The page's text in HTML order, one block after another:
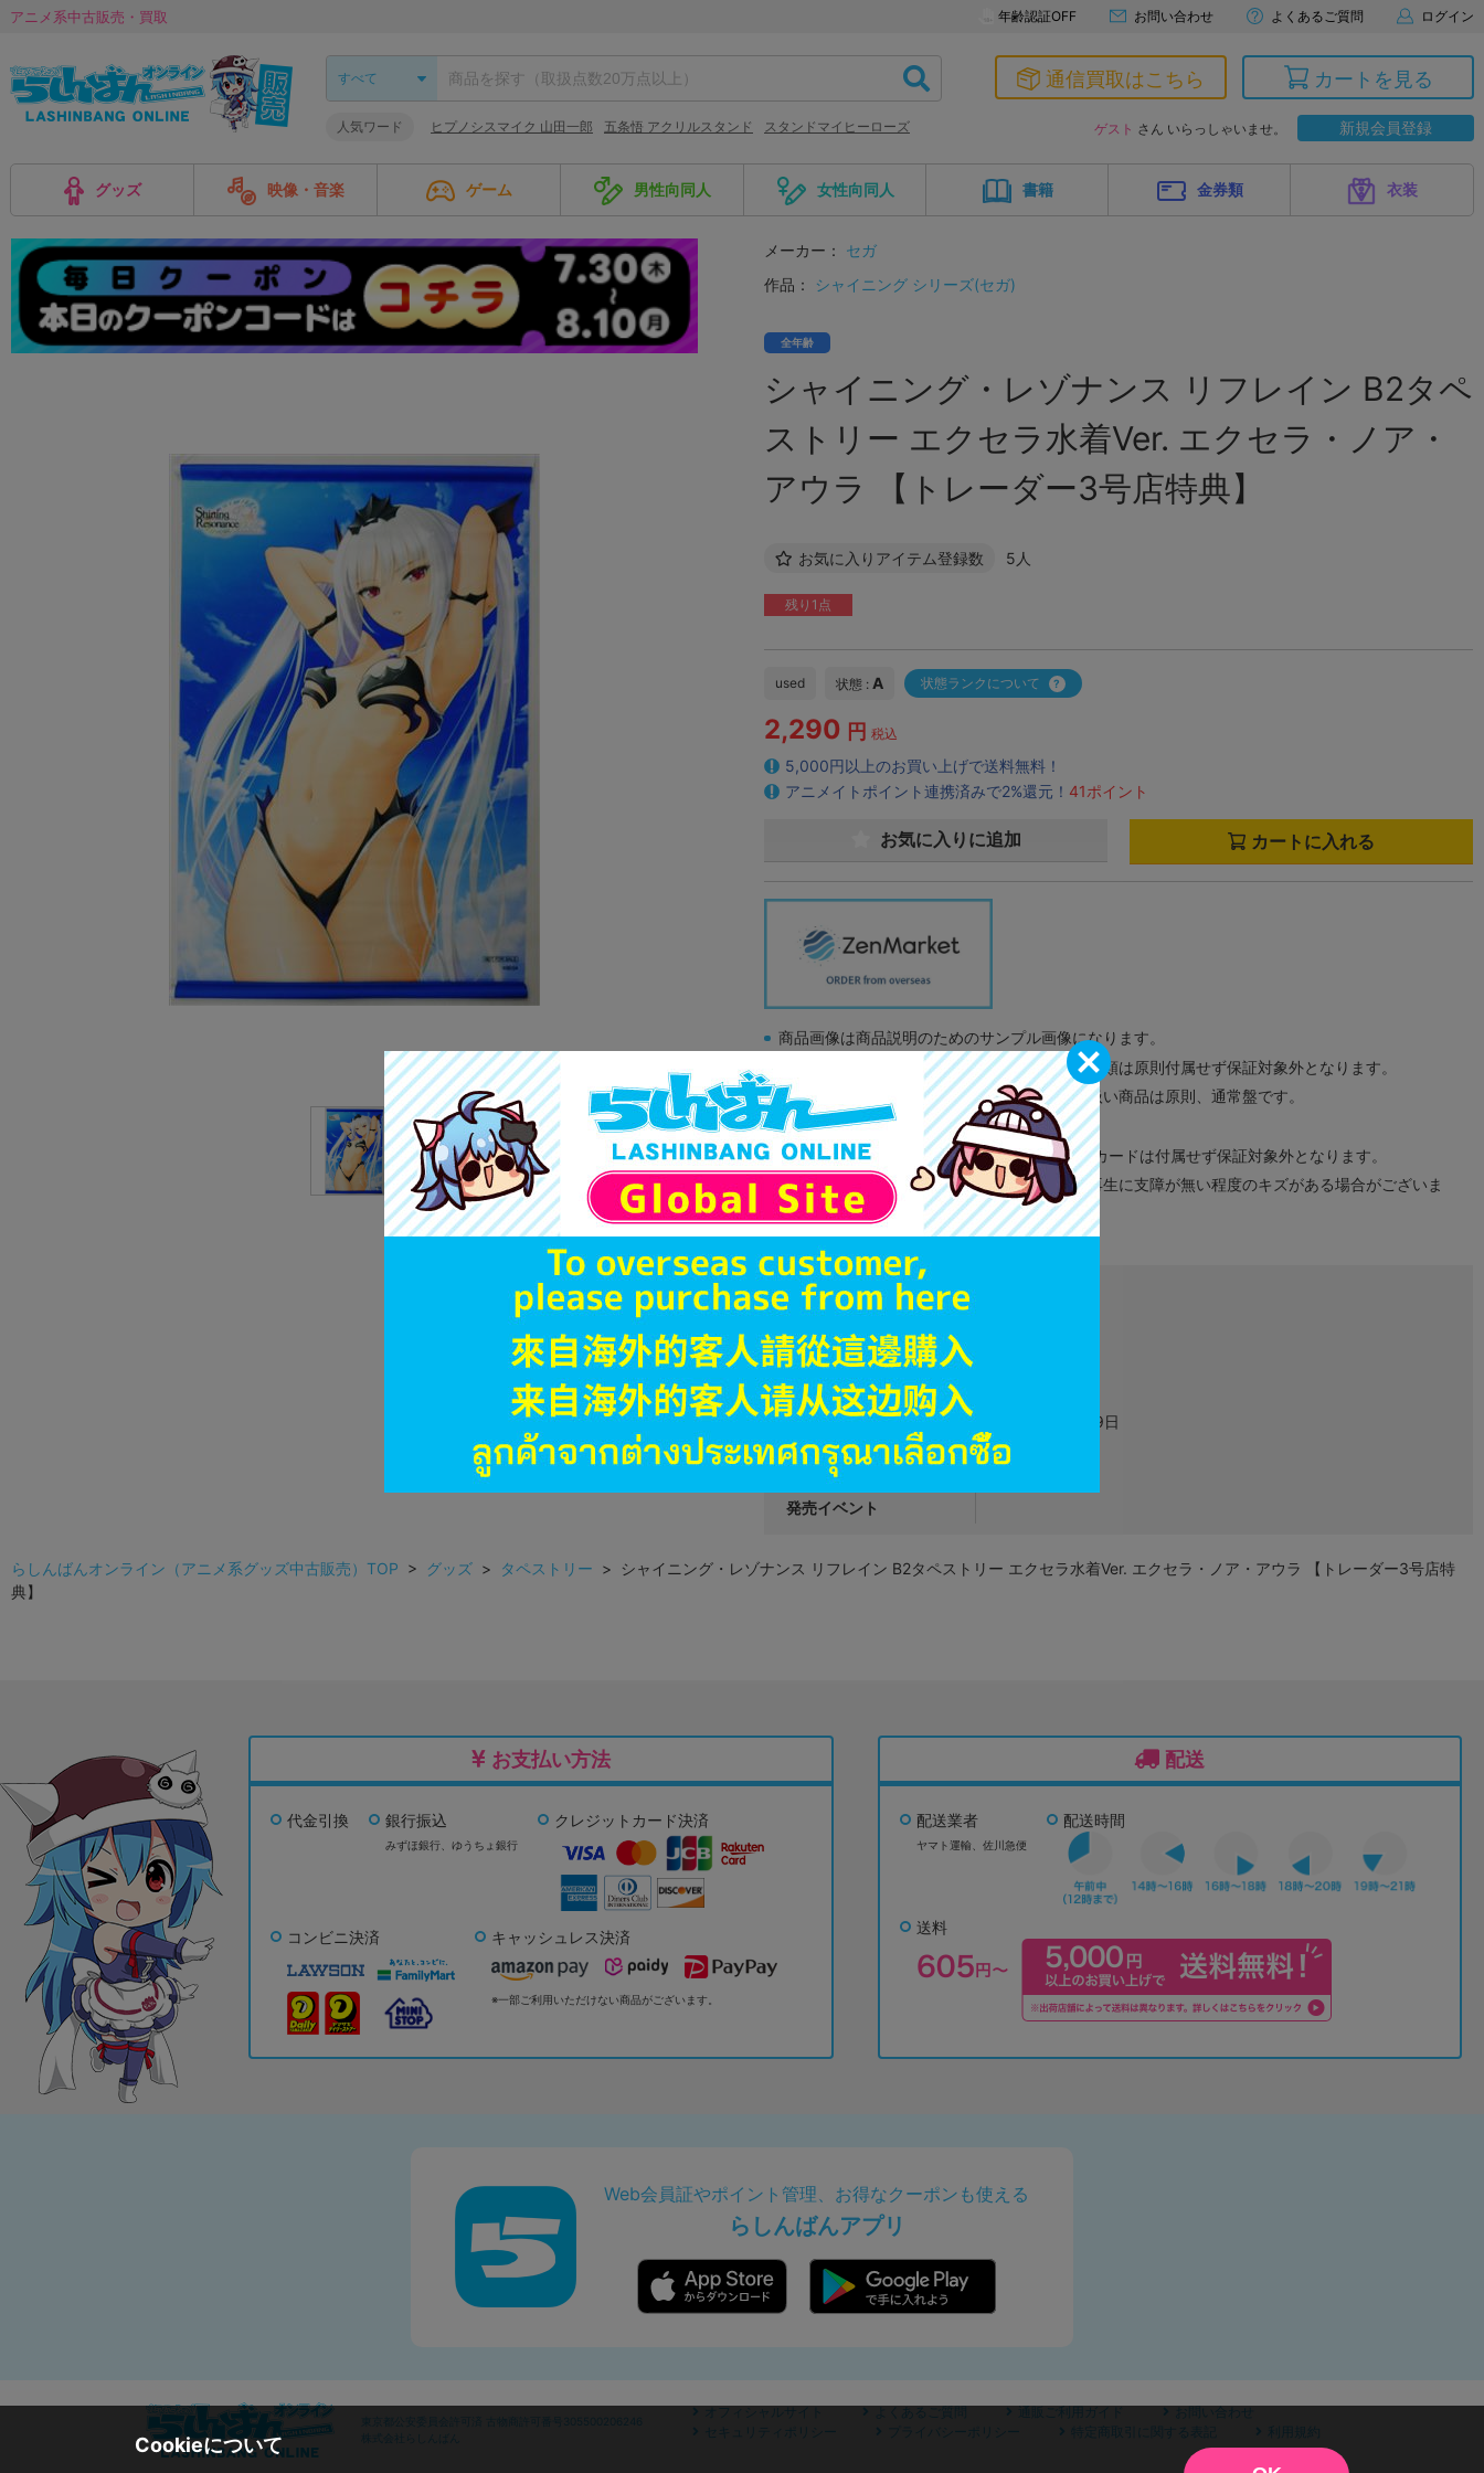
アニメ系中古販売・買取 年齢認証OFF お問い合わせ よくあるご質問 ログイン
人気ワード ヒプノシスマイク 山田一郎 五条悟 アクリルスタンド スタンドマイヒーローズ
通信買取はこちら カートを見る
ゲスト さん いらっしゃいませ。 新規会員登録
グッズ 映像・音楽 ゲーム 男性向同人 女性向同人 書籍 金券類 衣装
メーカー：
セガ
作品：
シャイニング シリーズ(セガ)
全年齢
シャイニング・レゾナンス リフレイン B2タペ
ストリー エクセラ水着Ver. エクセラ・ノア・
アウラ 【トレーダー3号店特典】
お気に入りアイテム登録数 5人
残り1点
used 状態 : A 状態ランクについて
2,290 円 税込
5,000円以上のお買い上げで送料無料！
アニメイトポイント連携済みで2%還元！ 41ポイント
カートに入れる
お気に入りに追加
商品画像は商品説明のためのサンプル画像になります。
販促物、書籍の帯やぬいぐるみのタグ、コード類は原則付属せず保証対象外となります。
商品名や備考欄に特別な記載が無い限り取り扱い商品は原則、通常盤です。
「電池」は原則として保証対象外となります。
ゲーム機本体には、SDカードなどのメモリーカードは付属せず保証対象外となります。
ディスク類の読み取り面のキズに関しまして再生に支障が無い程度のキズがある場合がございま
す。
※詳細につきましてはコチラ
JANコード
商品番号
商品カテゴリ
発売日 2018年03月29日
種別 タペストリー
発売イベント
らしんばんオンライン（アニメ系グッズ中古販売）TOP > グッズ > タペストリー > シャイニング・レゾナンス リフレイン B2タペストリー エクセラ水着Ver. エクセラ・ノア・アウラ 【トレーダー3号店特
典】
お支払い方法
代金引換 銀行振込
みずほ銀行、 ゆうちょ銀行
クレジットカード決済
コンビニ決済 キャッシュレス決済
※一部ご利用いただけない商品がございます。
配送
配送業者
ヤマト運輸、佐川急便
配送時間
送料
Web会員証やポイント管理、お得なクーポンも使える
らしんばんアプリ
東京都公安委員会許可済 古物商許可番号305500206246
株式会社らしんばん
オフィシャルサイト よくあるご質問 通販ご利用ガイド
お問い合わせ
セキュリティポリシー
プライバシーポリシー 特定商取引に関する表記 利用規約
Cookieについて